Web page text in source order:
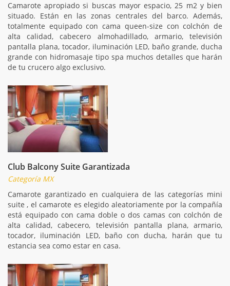
Camarote apropiado si buscas mayor espacio, 25 m2 y bien
situado. Están en las zonas centrales del barco. Además,
totalmente equipado con cama queen-size con colchón de
alta calidad, cabecero almohadillado, armario, televisión
pantalla plana, tocador, iluminación LED, baño grande, ducha
grande con hidromasaje tipo spa muchos detalles que harán
de tu crucero algo exclusivo.
Club Balcony Suite Garantizada
Categoría MX
Camarote garantizado en cualquiera de las categorías mini
suite , el camarote es elegido aleatoriamente por la compañía
está equipado con cama doble o dos camas con colchón de
alta calidad, cabecero, televisión pantalla plana, armario,
tocador, iluminación LED, baño con ducha, harán que tu
estancia sea como estar en casa.